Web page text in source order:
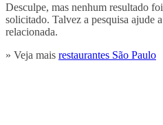
Desculpe, mas nenhum resultado
solicitado. Talvez a pesquisa ajude
relacionada.
» Veja mais restaurantes São Paulo